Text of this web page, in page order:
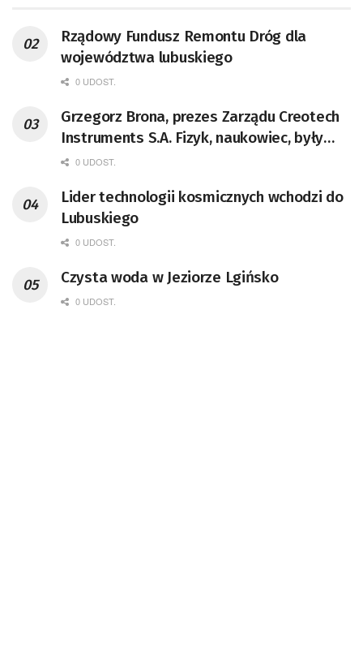
Rządowy Fundusz Remontu Dróg dla
województwa lubuskiego
0 UDOST.
Grzegorz Brona, prezes Zarządu Creotech
Instruments S.A. Fizyk, naukowiec, były
pracownik CERN w Genewie,
doktor habilitowany nauk fizycznych,
koordynator Rady Sektorowej ds.
Kompetencji Przemysłu Lotniczo-
Badań Kosmicznych i Satelitarnych PAN.
0 UDOST.
Lider technologii kosmicznych wchodzi do
Lubuskiego
0 UDOST.
Czysta woda w Jeziorze Lgińsko
0 UDOST.